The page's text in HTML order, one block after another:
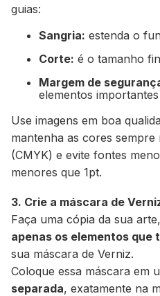
guias:
Sangria: estenda o
Corte: é o tamanho
Margem de
elementos
Use imagens em boa
mantenha as cores
(CMYK) e evite fontes
menores que 1pt.
3. Crie a máscara de
Faça uma cópia da sua
apenas os elementos que
sua máscara de Verniz.
Coloque essa máscara em
separada, exatamente na